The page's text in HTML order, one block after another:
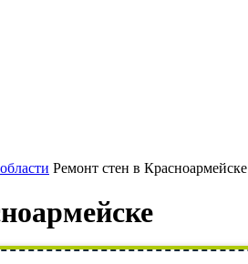
Ремонт стен в Красноармейске